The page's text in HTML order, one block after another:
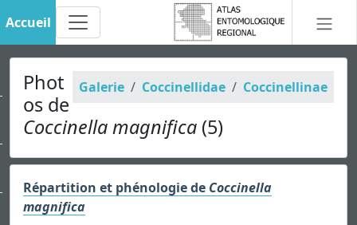
Accueil
Galerie Coccinellidae Coccinellinae
Phot
os de
Coccinella magnifica (5)
Répartition et phénologie de Coccinella
magnifica